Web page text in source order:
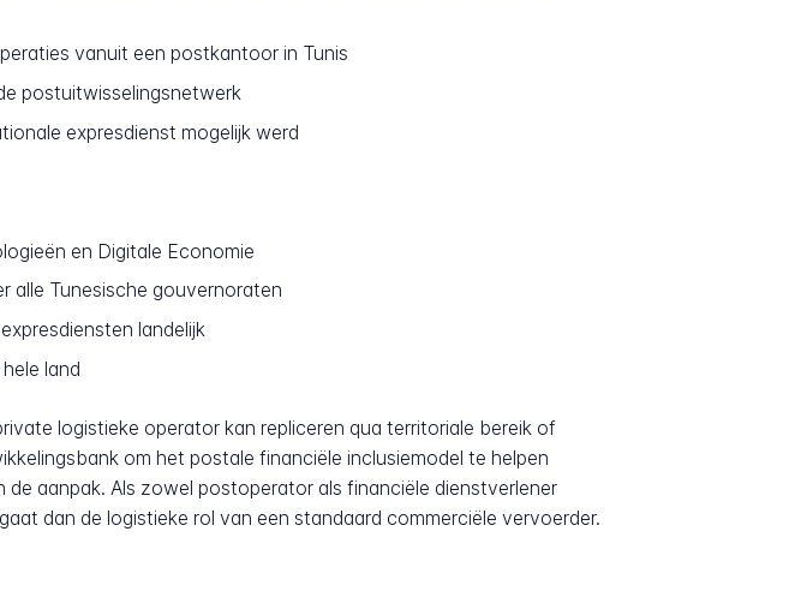
vanuit een postkantoor in Tunis
postuitwisselingsnetwerk
expresdienst mogelijk werd
en Digitale Economie
alle Tunesische gouvernoraten
landelijk
land
logistieke operator kan repliceren qua territoriale bereik of
om het postale financiële inclusiemodel te helpen
aanpak. Als zowel postoperator als financiële dienstverlener
dan de logistieke rol van een standaard commerciële vervoerder.